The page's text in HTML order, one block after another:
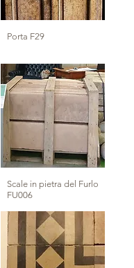
Porta F29
Scale in pietra del Furlo
FU006